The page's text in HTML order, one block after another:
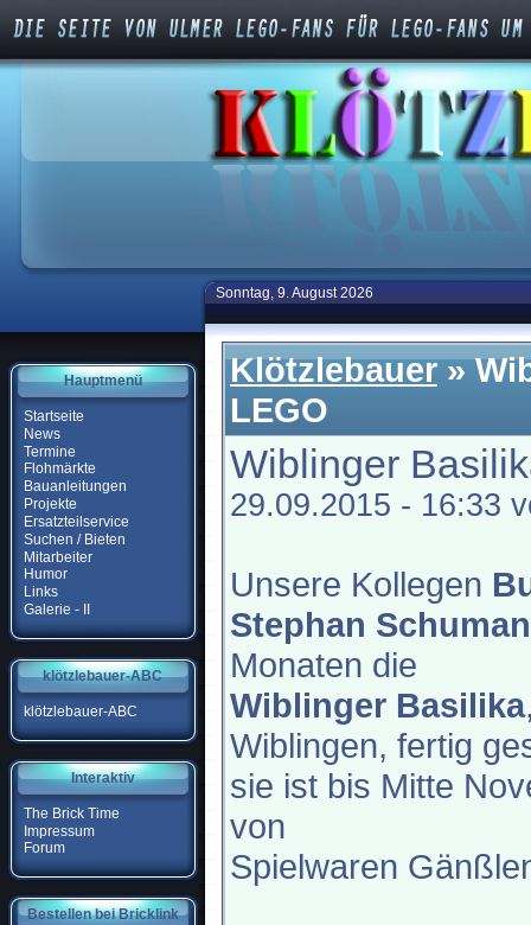
Hauptmenü
Startseite
News
Termine
Flohmärkte
Bauanleitungen
Projekte
Ersatzteilservice
Suchen / Bieten
Mitarbeiter
Humor
Links
Galerie - II
klötzlebauer-ABC
klötzlebauer-ABC
Interaktiv
The Brick Time
Impressum
Forum
Bestellen bei Bricklink
Sonntag, 9. August 2026
Klötzlebauer»
LEGO
Wiblinger
29.09.2015 - 16:33
Unsere Kollegen
Stephan
Monaten die
Wiblinger Basilika
Wiblingen, fertig
sie ist bis Mitte
von
Spielwaren